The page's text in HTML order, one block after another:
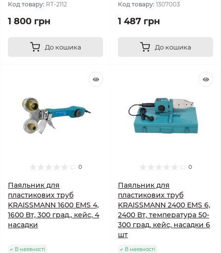
Код товару: RT-2112
1 800 грн
До кошика
Код товару: 1307003
1 487 грн
До кошика
0
Паяльник для
пластикових труб
KRAISSMANN 1600 EMS 4,
1600 Вт, 300 град., кейс, 4
насадки
В наявності
0
Паяльник для
пластикових труб
KRAISSMANN 2400 EMS 6,
2400 Вт, температура 50-
300 град, кейс, насадки 6
шт
В наявності